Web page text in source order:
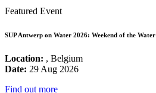
Featured Event
SUP Antwerp on Water 2026: Weekend of the Water
Location: , Belgium
Date: 29 Aug 2026
Find out more